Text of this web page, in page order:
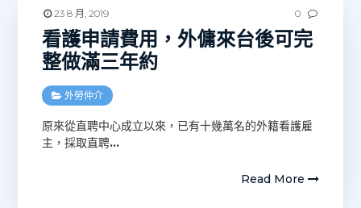
23 8 月, 2019 0
看護申請費用，外傭來台後可完
整做滿三年約
外勞仲介
原來從直聘中心成立以來，已有十幾萬名的外籍看護雇
主，採取直聘…
Read More